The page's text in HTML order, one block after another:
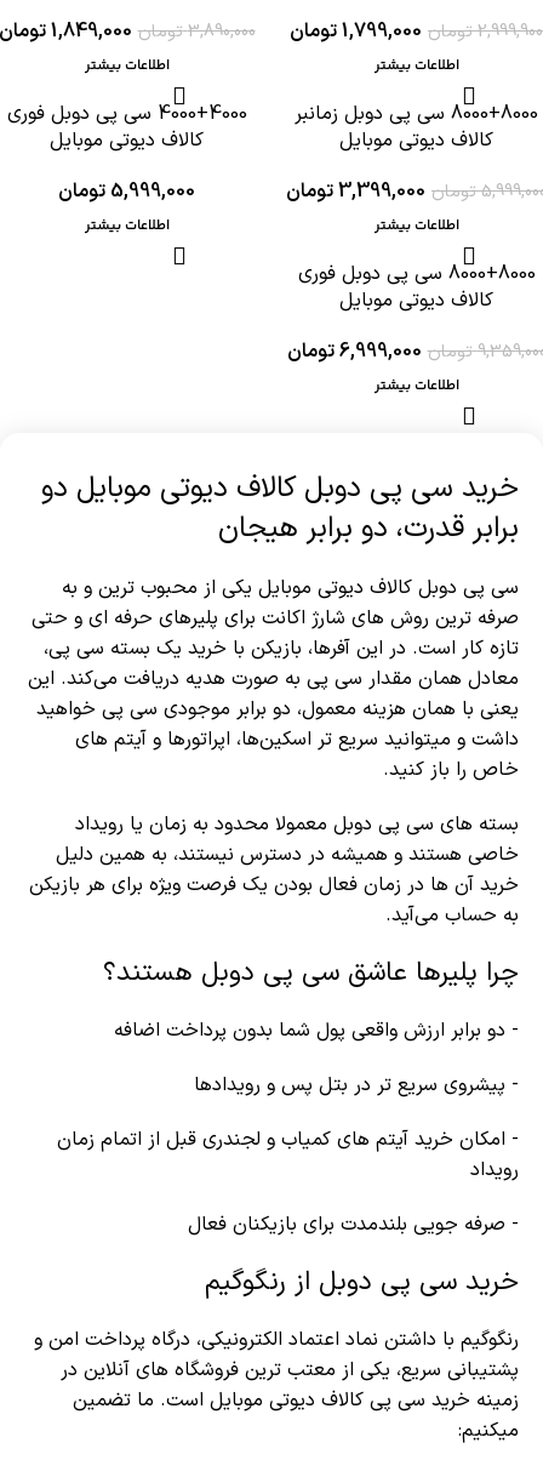
2,999,900تومان 1,799,000تومان
اطلاعات بیشتر
3,890,000تومان 1,849,000
اطلاعات بیشتر
-43%
موجودی
8000+8000 سی پی دوبل زمانبر
کالاف دیوتی موبایل
تومان 3,399,000تومان
اطلاعات بیشتر
اتمام موجودی
4000+4000 سی پی دوبل فوری
کالاف دیوتی موبایل
5,999,000 تومان
اطلاعات بیشتر
-25%
موجودی
8000+8000 سی پی دوبل فوری
کالاف دیوتی موبایل
تومان 6,999,000تومان
اطلاعات بیشتر
خرید سی پی دوبل کالاف دیوتی موبایل دو
برابر قدرت، دو برابر هیجان
سی پی دوبل کالاف دیوتی موبایل یکی از محبوب ترین و به
صرفه ترین روش های شارژ اکانت برای پلیرهای حرفه ای و حتی
تازه کار است. در این آفرها، بازیکن با خرید یک بسته سی پی،
معادل همان مقدار سی پی به صورت هدیه دریافت می‌کند. این
یعنی با همان هزینه معمول، دو برابر موجودی سی پی خواهید
داشت و میتوانید سریع تر اسکین‌ها، اپراتورها و آیتم های
خاص را باز کنید.
بسته های سی پی دوبل معمولا محدود به زمان یا رویداد
خاصی هستند و همیشه در دسترس نیستند، به همین دلیل
خرید آن ها در زمان فعال بودن یک فرصت ویژه برای هر بازیکن
به حساب می‌آید.
چرا پلیرها عاشق سی پی دوبل هستند؟
- دو برابر ارزش واقعی پول شما بدون پرداخت اضافه
- پیشروی سریع تر در بتل پس و رویدادها
- امکان خرید آیتم های کمیاب و لجندری قبل از اتمام زمان
رویداد
- صرفه جویی بلندمدت برای بازیکنان فعال
خرید سی پی دوبل از رنگوگیم
رنگوگیم با داشتن نماد اعتماد الکترونیکی، درگاه پرداخت امن و
پشتیبانی سریع، یکی از معتب ترین فروشگاه های آنلاین در
زمینه خرید سی پی کالاف دیوتی موبایل است. ما تضمین
میکنیم: